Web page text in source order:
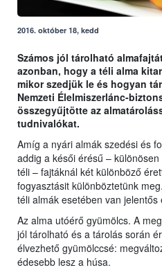
2016. október 18, kedd
Számos jól tárolható
azonban, hogy a téli alma
mikor szedjük le és hogyan
Nemzeti Élelmiszerlánc-
összegyűjtötte az
tudnivalókat.
Amíg a nyári almák szedési és
addig a késői érésű – különösen
téli – fajtáknál két különböző
fogyasztásit különböztetünk
téli almák esetében van jelentős
Az alma utóérő gyümölcs. A
jól tárolható és a tárolás során
élvezhető gyümölccsé:
édesebb lesz a húsa.